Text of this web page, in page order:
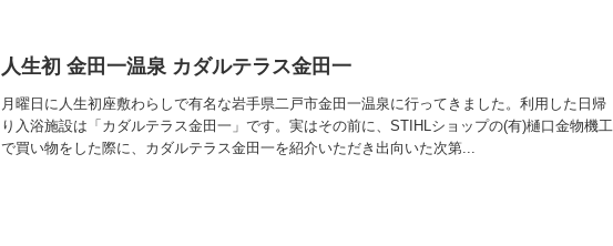
人生初 金田一温泉 カダルテラス金田一
月曜日に人生初座敷わらしで有名な岩手県二戸市金田一温泉に行ってきました。利用した日帰
り入浴施設は「カダルテラス金田一」です。実はその前に、STIHLショップの(有)樋口金物機工
で買い物をした際に、カダルテラス金田一を紹介いただき出向いた次第...